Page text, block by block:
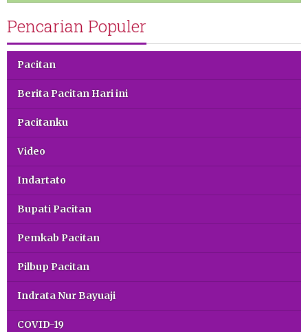
Pencarian Populer
Pacitan
Berita Pacitan Hari ini
Pacitanku
Video
Indartato
Bupati Pacitan
Pemkab Pacitan
Pilbup Pacitan
Indrata Nur Bayuaji
COVID-19